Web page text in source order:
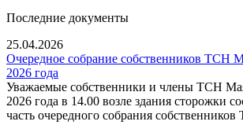
Последние документы
25.04.2026
Очередное собрание собственников ТСН
2026 года
Уважаемые собственники и члены ТСН
2026 года в 14.00 возле здания сторожки
часть очередного собрания